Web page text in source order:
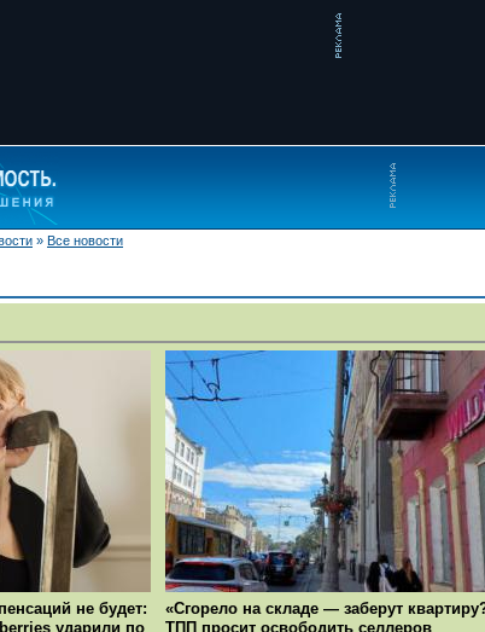
» Все новости
не будет:
ударили по
«Сгорело на складе — заберут
ТПП просит освободить селлеров